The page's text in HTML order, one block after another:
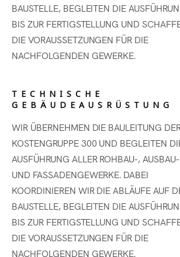
BAUSTELLE, BEGLEITEN DIE
BIS ZUR FERTIGSTELLUNG UND
DIE VORAUSSETZUNGEN FÜR DIE
NACHFOLGENDEN GEWERKE.
TECHNISCHE
GEBÄUDEAUSRÜSTUNG
WIR ÜBERNEHMEN DIE BAULEITUNG
KOSTENGRUPPE 300 UND BEGLEITEN
AUSFÜHRUNG ALLER ROHBAU-, AUSBAU-
UND FASSADENGEWERKE. DABEI
KOORDINIEREN WIR DIE ABLÄUFE AUF
BAUSTELLE, BEGLEITEN DIE
BIS ZUR FERTIGSTELLUNG UND
DIE VORAUSSETZUNGEN FÜR DIE
NACHFOLGENDEN GEWERKE.